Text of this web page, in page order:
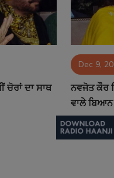
ਚੋਰਾਂ ਦਾ ਸਾਥ
Dec 9,
ਨਵਜੋਤ ਕੌਰ
ਵਾਲੇ